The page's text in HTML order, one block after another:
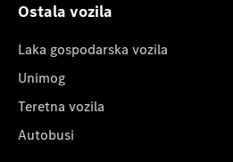
Ostala vozila
Laka gospodarska vozila
Unimog
Teretna vozila
Autobusi